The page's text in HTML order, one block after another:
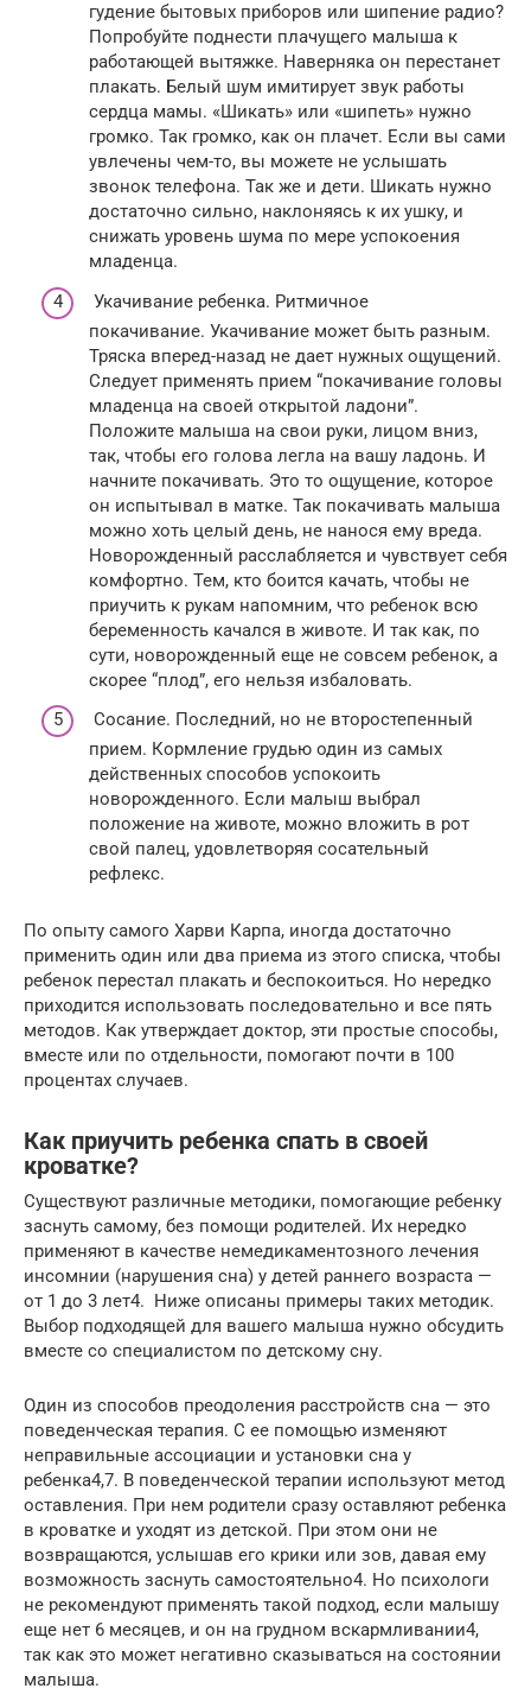
гудение бытовых приборов или шипение радио?
Попробуйте поднести плачущего малыша к
работающей вытяжке. Наверняка он перестанет
плакать. Белый шум имитирует звук работы
сердца мамы. «Шикать» или «шипеть» нужно
громко. Так громко, как он плачет. Если вы сами
увлечены чем-то, вы можете не услышать
звонок телефона. Так же и дети. Шикать нужно
достаточно сильно, наклоняясь к их ушку, и
снижать уровень шума по мере успокоения
младенца.
Укачивание ребенка. Ритмичное
покачивание. Укачивание может быть разным.
Тряска вперед-назад не дает нужных ощущений.
Следует применять прием “покачивание головы
младенца на своей открытой ладони”.
Положите малыша на свои руки, лицом вниз,
так, чтобы его голова легла на вашу ладонь. И
начните покачивать. Это то ощущение, которое
он испытывал в матке. Так покачивать малыша
можно хоть целый день, не нанося ему вреда.
Новорожденный расслабляется и чувствует себя
комфортно. Тем, кто боится качать, чтобы не
приучить к рукам напомним, что ребенок всю
беременность качался в животе. И так как, по
сути, новорожденный еще не совсем ребенок, а
скорее “плод”, его нельзя избаловать.
Сосание. Последний, но не второстепенный
прием. Кормление грудью один из самых
действенных способов успокоить
новорожденного. Если малыш выбрал
положение на животе, можно вложить в рот
свой палец, удовлетворяя сосательный
рефлекс.
По опыту самого Харви Карпа, иногда достаточно
применить один или два приема из этого списка, чтобы
ребенок перестал плакать и беспокоиться. Но нередко
приходится использовать последовательно и все пять
методов. Как утверждает доктор, эти простые способы,
вместе или по отдельности, помогают почти в 100
процентах случаев.
Как приучить ребенка спать в своей
кроватке?
Существуют различные методики, помогающие ребенку
заснуть самому, без помощи родителей. Их нередко
применяют в качестве немедикаментозного лечения
инсомнии (нарушения сна) у детей раннего возраста —
от 1 до 3 лет4. Ниже описаны примеры таких методик.
Выбор подходящей для вашего малыша нужно обсудить
вместе со специалистом по детскому сну.
Один из способов преодоления расстройств сна — это
поведенческая терапия. С ее помощью изменяют
неправильные ассоциации и установки сна у
ребенка4,7. В поведенческой терапии используют метод
оставления. При нем родители сразу оставляют ребенка
в кроватке и уходят из детской. При этом они не
возвращаются, услышав его крики или зов, давая ему
возможность заснуть самостоятельно4. Но психологи
не рекомендуют применять такой подход, если малышу
еще нет 6 месяцев, и он на грудном вскармливании4,
так как это может негативно сказываться на состоянии
малыша.